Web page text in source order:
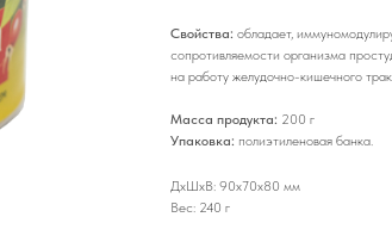
Свойства: обладает,
сопротивляемости организма
на работу желудочно-кишечного
Масса продукта: 200 г
Упаковка: полиэтиленовая банка.
ДxШxВ: 90x70x80 мм
Вес: 240 г